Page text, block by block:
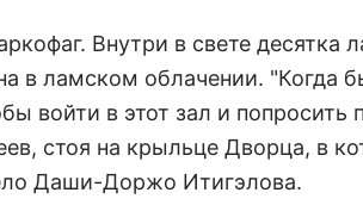
Внутри в свете десятка
в ламском облачении. "Когда
войти в этот зал и
стоя на крыльце Дворца, в
Даши-Доржо Итигэлова.